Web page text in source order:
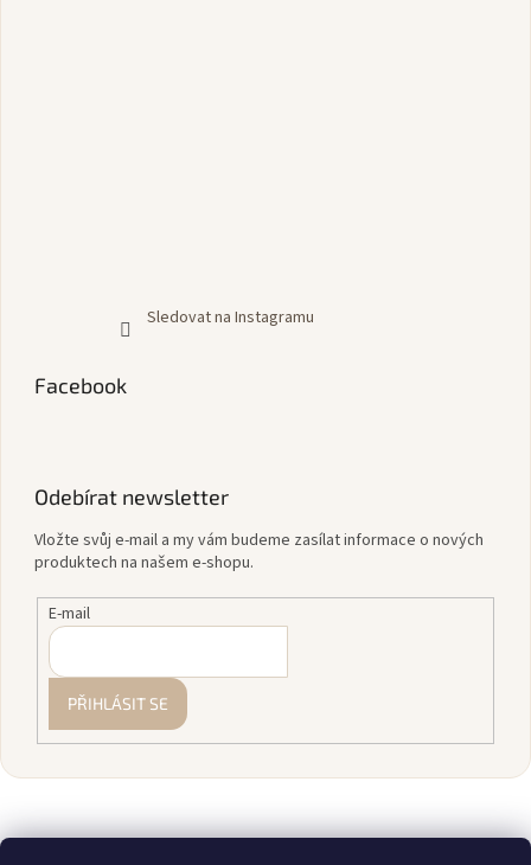
Sledovat na Instagramu
Facebook
Odebírat newsletter
Vložte svůj e-mail a my vám budeme zasílat informace o nových
produktech na našem e-shopu.
E-mail
PŘIHLÁSIT SE